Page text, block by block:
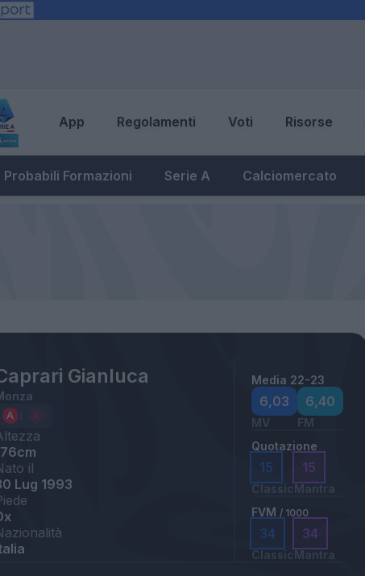
App Regolamenti Voti Risorse
Probabili Formazioni Serie A Calciomercato
Gianluca
il
Lug 1993
Media 22-23
6,03
MV
6,40
FM
Quotazione
15
Classic
15
Mantra
FVM / 1000
34
Classic
34
Mantra